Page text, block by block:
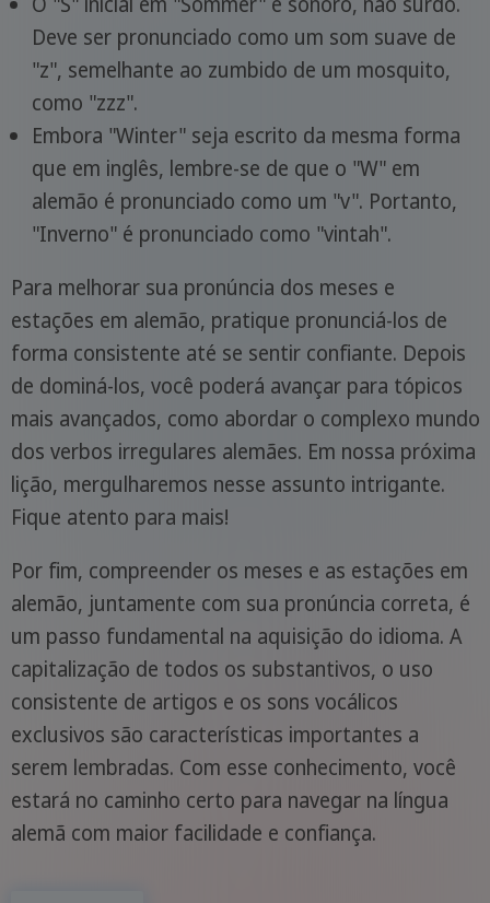
Deve ser pronunciado como um som suave de
"z", semelhante ao zumbido de um mosquito,
como "zzz".
Embora "Winter" seja escrito da mesma forma
que em inglês, lembre-se de que o "W" em
alemão é pronunciado como um "v". Portanto,
"Inverno" é pronunciado como "vintah".
Para melhorar sua pronúncia dos meses e
estações em alemão, pratique pronunciá-los de
forma consistente até se sentir confiante. Depois
de dominá-los, você poderá avançar para tópicos
mais avançados, como abordar o complexo mundo
dos verbos irregulares alemães. Em nossa próxima
lição, mergulharemos nesse assunto intrigante.
Fique atento para mais!
Por fim, compreender os meses e as estações em
alemão, juntamente com sua pronúncia correta, é
um passo fundamental na aquisição do idioma. A
capitalização de todos os substantivos, o uso
consistente de artigos e os sons vocálicos
exclusivos são características importantes a
serem lembradas. Com esse conhecimento, você
estará no caminho certo para navegar na língua
alemã com maior facilidade e confiança.